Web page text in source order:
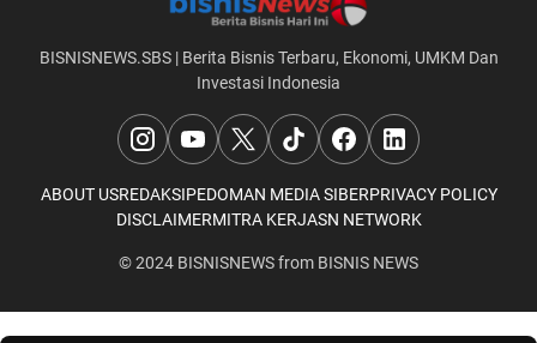
BISNISNEWS.SBS | Berita Bisnis Terbaru, Ekonomi, UMKM Dan
Investasi Indonesia
ABOUT USREDAKSIPEDOMAN MEDIA SIBERPRIVACY POLICY
DISCLAIMERMITRA KERJASN NETWORK
© 2024 BISNISNEWSfrom BISNIS NEWS